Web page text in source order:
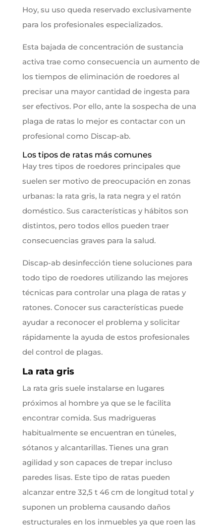
Hoy, su uso queda reservado exclusivamente
para los profesionales especializados.
Esta bajada de concentración de sustancia
activa trae como consecuencia un aumento de
los tiempos de eliminación de roedores al
precisar una mayor cantidad de ingesta para
ser efectivos. Por ello, ante la sospecha de una
plaga de ratas lo mejor es contactar con un
profesional como Discap-ab.
Los tipos de ratas más comunes
Hay tres tipos de roedores principales que
suelen ser motivo de preocupación en zonas
urbanas: la rata gris, la rata negra y el ratón
doméstico. Sus características y hábitos son
distintos, pero todos ellos pueden traer
consecuencias graves para la salud.
Discap-ab desinfección tiene soluciones para
todo tipo de roedores utilizando las mejores
técnicas para controlar una plaga de ratas y
ratones. Conocer sus características puede
ayudar a reconocer el problema y solicitar
rápidamente la ayuda de estos profesionales
del control de plagas.
La rata gris
La rata gris suele instalarse en lugares
próximos al hombre ya que se le facilita
encontrar comida. Sus madrigueras
habitualmente se encuentran en túneles,
sótanos y alcantarillas. Tienes una gran
agilidad y son capaces de trepar incluso
paredes lisas. Este tipo de ratas pueden
alcanzar entre 32,5 t 46 cm de longitud total y
suponen un problema causando daños
estructurales en los inmuebles ya que roen las